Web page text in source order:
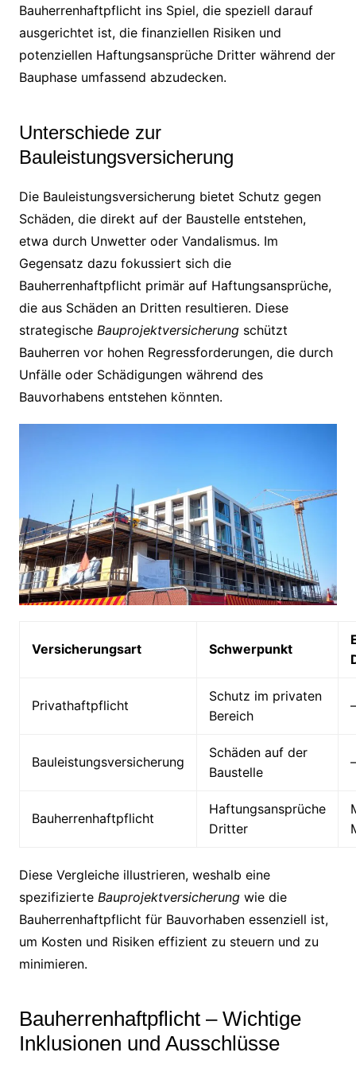
Bauherrenhaftpflicht ins Spiel, die speziell darauf
ausgerichtet ist, die finanziellen Risiken und
potenziellen Haftungsansprüche Dritter während der
Bauphase umfassend abzudecken.
Unterschiede zur
Bauleistungsversicherung
Die Bauleistungsversicherung bietet Schutz gegen
Schäden, die direkt auf der Baustelle entstehen,
etwa durch Unwetter oder Vandalismus. Im
Gegensatz dazu fokussiert sich die
Bauherrenhaftpflicht primär auf Haftungsansprüche,
die aus Schäden an Dritten resultieren. Diese
strategische Bauprojektversicherungschützt
Bauherren vor hohen Regressforderungen, die durch
Unfälle oder Schädigungen während des
Bauvorhabens entstehen könnten.
Versicherungsart Schwerpunkt
Privathaftpflicht
Schutz im privaten
Bereich
–
Bauleistungsversicherung
Schäden auf der
Baustelle
–
Bauherrenhaftpflicht
Haftungsansprüche
Dritter
Diese Vergleiche illustrieren, weshalb eine
spezifizierte Bauprojektversicherungwie die
Bauherrenhaftpflicht für Bauvorhaben essenziell ist,
um Kosten und Risiken effizient zu steuern und zu
minimieren.
Bauherrenhaftpflicht – Wichtige
Inklusionen und Ausschlüsse